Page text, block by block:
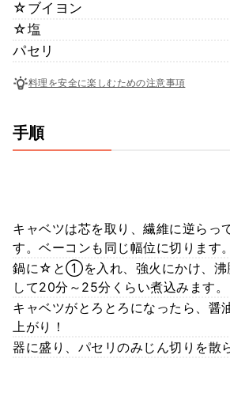
☆ブイヨン
☆塩
パセリ
料理を安全に楽しむための注意事項
手順
キャベツは芯を取り、繊維に逆らっ
す。ベーコンも同じ幅位に切ります。
鍋に☆と①を入れ、強火にかけ、沸
して20分～25分くらい煮込みます。
キャベツがとろとろになったら、醤
上がり！
器に盛り、パセリのみじん切りを散